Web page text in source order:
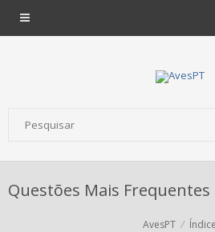
Questões Mais Frequentes
AvesPT Índice